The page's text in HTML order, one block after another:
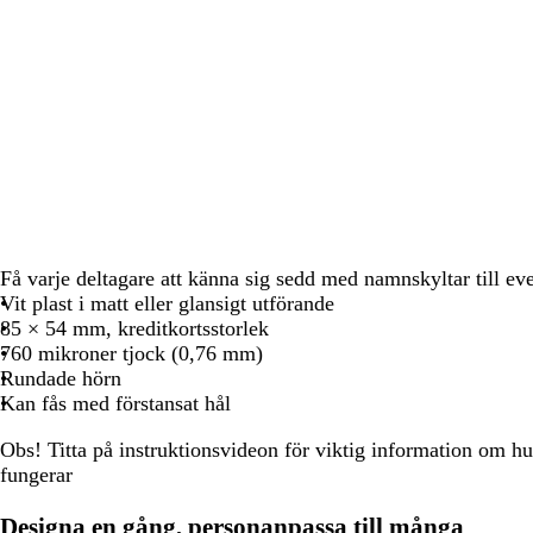
Få varje deltagare att känna sig sedd med namnskyltar till
Vit plast i matt eller glansigt utförande
85 × 54 mm, kreditkortsstorlek
760 mikroner tjock (0,76 mm)
Rundade hörn
Kan fås med förstansat hål
Obs! Titta på instruktionsvideon för viktig information om
fungerar
Designa en gång, personanpassa till många